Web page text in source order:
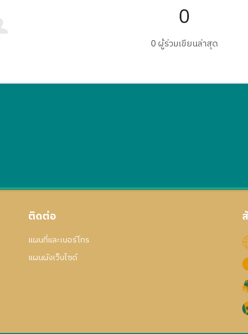
0
0 ผู้ร่วมเขียนล่าสุด
ติดต่อ
แผนที่และเบอร์โทร
แผนผังเว็บไซด์